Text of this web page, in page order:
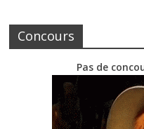
Concours
Pas de